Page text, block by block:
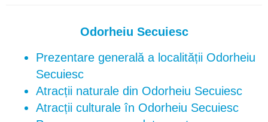
Odorheiu Secuiesc
Prezentare generală a localității Odorheiu
Secuiesc
Atracții naturale din Odorheiu Secuiesc
Atracții culturale în Odorheiu Secuiesc